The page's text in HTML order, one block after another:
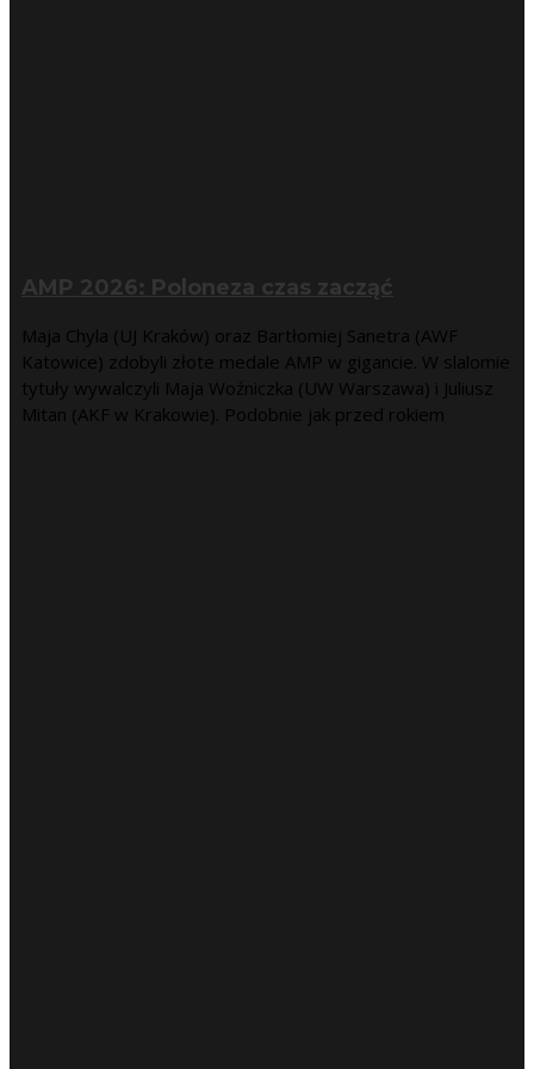
AMP 2026: Poloneza czas zacząć
Maja Chyla (UJ Kraków) oraz Bartłomiej Sanetra (AWF
Katowice) zdobyli złote medale AMP w gigancie. W slalomie
tytuły wywalczyli Maja Woźniczka (UW Warszawa) i Juliusz
Mitan (AKF w Krakowie). Podobnie jak przed rokiem